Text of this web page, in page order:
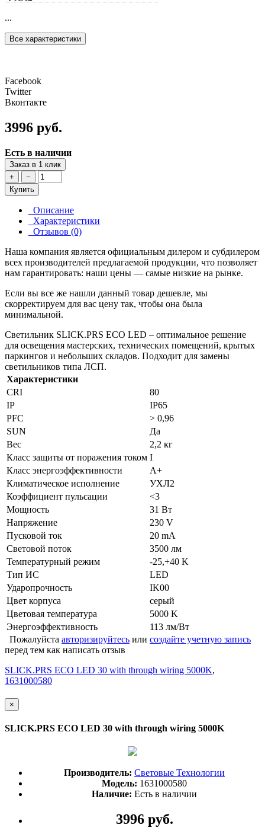
...
Все характеристики
Facebook
Twitter
Вконтакте
3996 руб.
Есть в наличии
Заказ в 1 клик
+
−
Купить
Описание
Характеристики
Отзывов (0)
Наша компания является официальным дилером и субдилером
всех производителей предлагаемой продукции, что позволяет
нам гарантировать: наши цены — самые низкие на рынке.
Если вы все же нашли данный товар дешевле, мы
скорректируем для вас цену так, чтобы она была
минимальной.
Cветильник SLICK.PRS ECO LED – оптимальное решение
для освещения мастерских, технических помещений, крытых
паркингов и небольших складов. Подходит для замены
светильников типа ЛСП.
Характеристики
CRI
80
IP
IP65
PFС
> 0,96
SUN
Да
Вес
2,2 кг
Класс защиты от поражения током I
Класс энергоэффективности
A+
Климатическое исполнение
УХЛ2
Коэффициент пульсации
<3
Мощность
31 Вт
Напряжение
230 V
Пусковой ток
20 mA
Световой поток
3500 лм
Температурный режим
-25,+40 K
Тип ИС
LED
Ударопрочность
IK00
Цвет корпуса
серый
Цветовая температура
5000 K
Энергоэффективность
113 лм/Вт
Пожалуйста авторизируйтесь или создайте учетную запись
перед тем как написать отзыв
SLICK.PRS ECO LED 30 with through wiring 5000K,
1631000580
×
SLICK.PRS ECO LED 30 with through wiring 5000K
Производитель: Световые Технологии
Модель: 1631000580
Наличие: Есть в наличии
3996 руб.